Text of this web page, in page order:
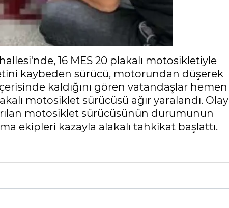
16 MES 20 plakalı motosikletiyle
kaybeden sürücü, motorundan düşerek
kaldığını gören vatandaşlar hemen
motosiklet sürücüsü ağır yaralandı. Olay
motosiklet sürücüsünün durumunun
ekipleri kazayla alakalı tahkikat başlattı.